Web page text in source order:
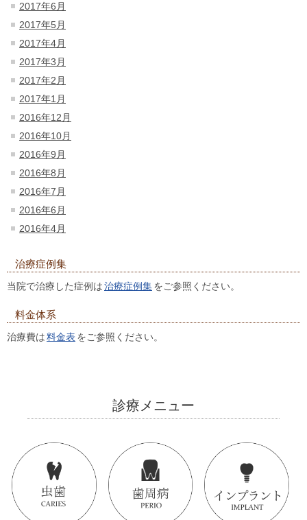
2017年6月
2017年5月
2017年4月
2017年3月
2017年2月
2017年1月
2016年12月
2016年10月
2016年9月
2016年8月
2016年7月
2016年6月
2016年4月
治療症例集
当院で治療した症例は治療症例集をご参照ください。
料金体系
治療費は料金表 をご参照ください。
診療メニュー